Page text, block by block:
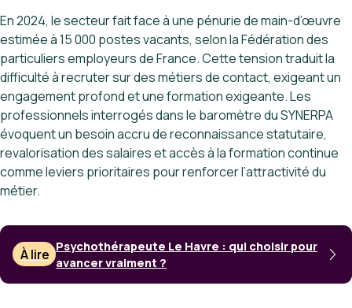
En 2024, le secteur fait face à une pénurie de main-d’œuvre
estimée à 15 000 postes vacants, selon la Fédération des
particuliers employeurs de France. Cette tension traduit la
difficulté à recruter sur des métiers de contact, exigeant un
engagement profond et une formation exigeante. Les
professionnels interrogés dans le baromètre du SYNERPA
évoquent un besoin accru de reconnaissance statutaire,
revalorisation des salaires et accès à la formation continue
comme leviers prioritaires pour renforcer l’attractivité du
métier.
À lire Psychothérapeute Le Havre : qui choisir pour
avancer vraiment ?